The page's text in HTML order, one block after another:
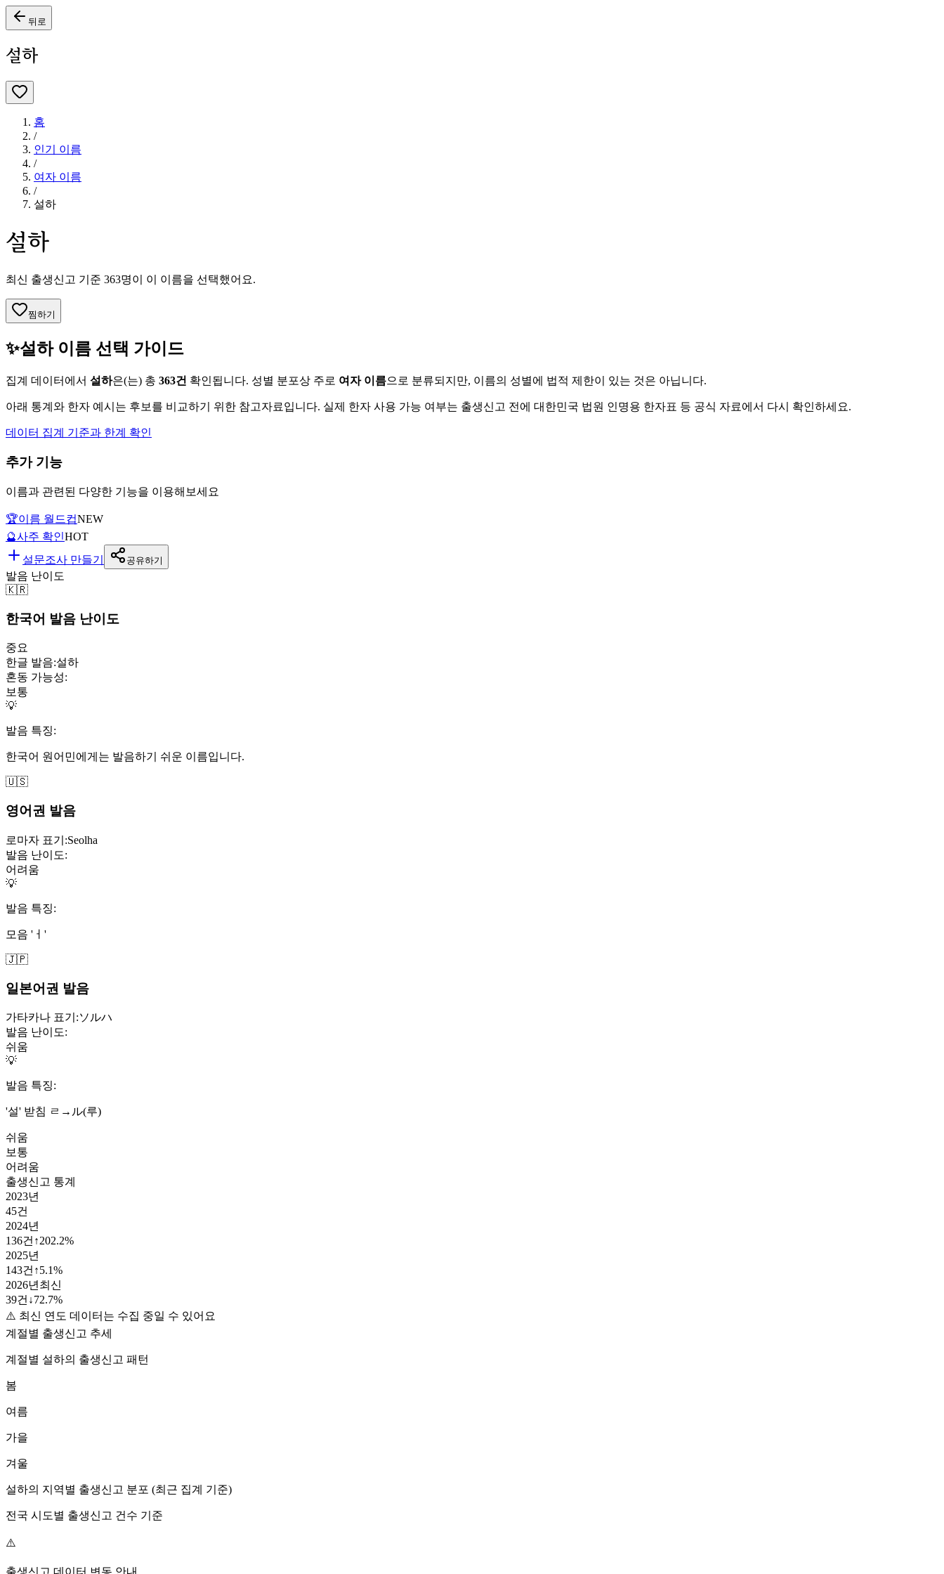
뒤로
설하
홈
/
인기 이름
/
여자 이름
/
설하
설하
최신 출생신고 기준 363명이 이 이름을 선택했어요.
찜하기
✨설하이름 선택 가이드
집계 데이터에서 설하은(는) 총 363건 확인됩니다. 성별 분포상 주로 여자이름으로 분류되지만, 이름의 성별에 법적 제한이 있는 것은 아닙니다.
아래 통계와 한자 예시는 후보를 비교하기 위한 참고자료입니다. 실제 한자 사용 가능 여부는 출생신고 전에 대한민국 법원 인명용 한자표 등 공식 자료에서 다시 확인하세요.
데이터 집계 기준과 한계 확인
추가 기능
이름과 관련된 다양한 기능을 이용해보세요
🏆이름 월드컵NEW
🔮사주 확인HOT
설문조사 만들기
공유하기
발음 난이도
🇰🇷
한국어 발음 난이도
중요
한글 발음:설하
혼동 가능성:
보통
💡
발음 특징:
한국어 원어민에게는 발음하기 쉬운 이름입니다.
🇺🇸
영어권 발음
로마자 표기:Seolha
발음 난이도:
어려움
💡
발음 특징:
모음 'ㅓ'
🇯🇵
일본어권 발음
가타카나 표기:ソルハ
발음 난이도:
쉬움
💡
발음 특징:
'설' 받침 ㄹ→ル(루)
쉬움
보통
어려움
출생신고 통계
2023년
45건
2024년
136건 ↑202.2%
2025년
143건 ↑5.1%
2026년 최신
39건 ↓72.7%
⚠️ 최신 연도 데이터는 수집 중일 수 있어요
계절별 출생신고 추세
계절별 설하의 출생신고 패턴
봄
여름
가을
겨울
설하의 지역별 출생신고 분포 (최근 집계 기준)
전국 시도별 출생신고 건수 기준
⚠️